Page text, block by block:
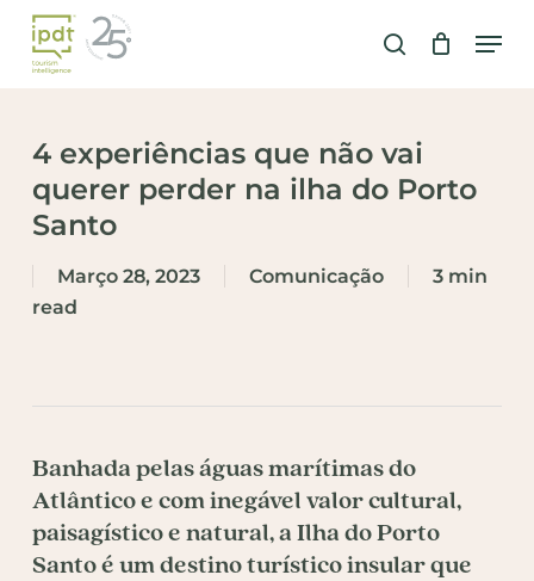
Skip
main
search
4 experiências que não vai
querer perder na ilha do Porto
Santo
Março 28, 2023 Comunicação
3 min
read
Banhada pelas águas marítimas do
Atlântico e com inegável valor cultural,
paisagístico e natural, a Ilha do Porto
Santo é um destino turístico insular que